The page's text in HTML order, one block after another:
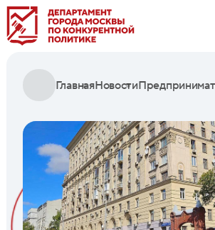
ГлавнаяНовости